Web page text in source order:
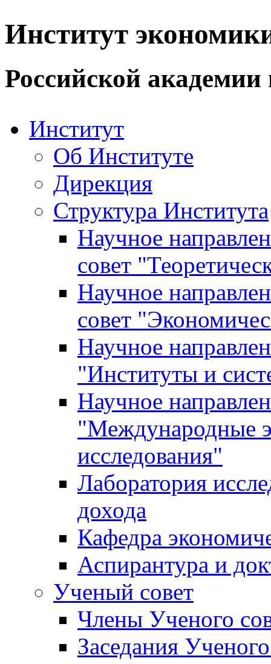
Институт
Российской академии
Институт
Об Институте
Дирекция
Структура Института
Научное
совет
Научное
совет
Научное
"Институты и
Научное
"Международные
исследования"
Лаборатория
дохода
Кафедра
Аспирантура и
Ученый совет
Члены Ученого
Заседания